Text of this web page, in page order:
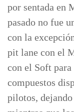
por sentada en
pasado no fue
con la
pit lane con el
con el Soft
compuestos
pilotos,